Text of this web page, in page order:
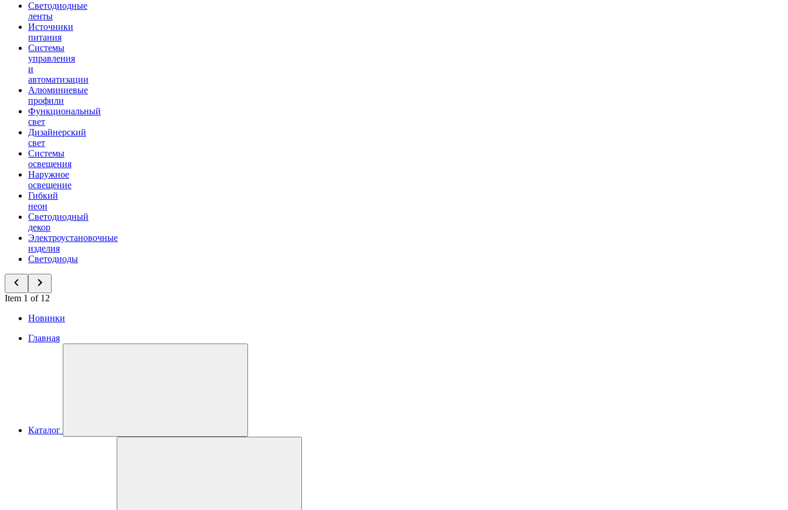
Светодиодные
ленты
Источники
питания
Системы
управления
и
автоматизации
Алюминиевые
профили
Функциональный
свет
Дизайнерский
свет
Системы
освещения
Наружное
освещение
Гибкий
неон
Светодиодный
декор
Электроустановочные
изделия
Светодиоды
Item 1 of 12
Новинки
Главная
Каталог